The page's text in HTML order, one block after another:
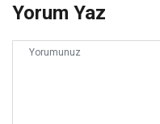
Yorum Yaz